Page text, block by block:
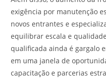
exigência por manutenção
novos entrantes e
equilibrar escala e
qualificada ainda é gargalo
em uma janela de
capacitação e parcerias